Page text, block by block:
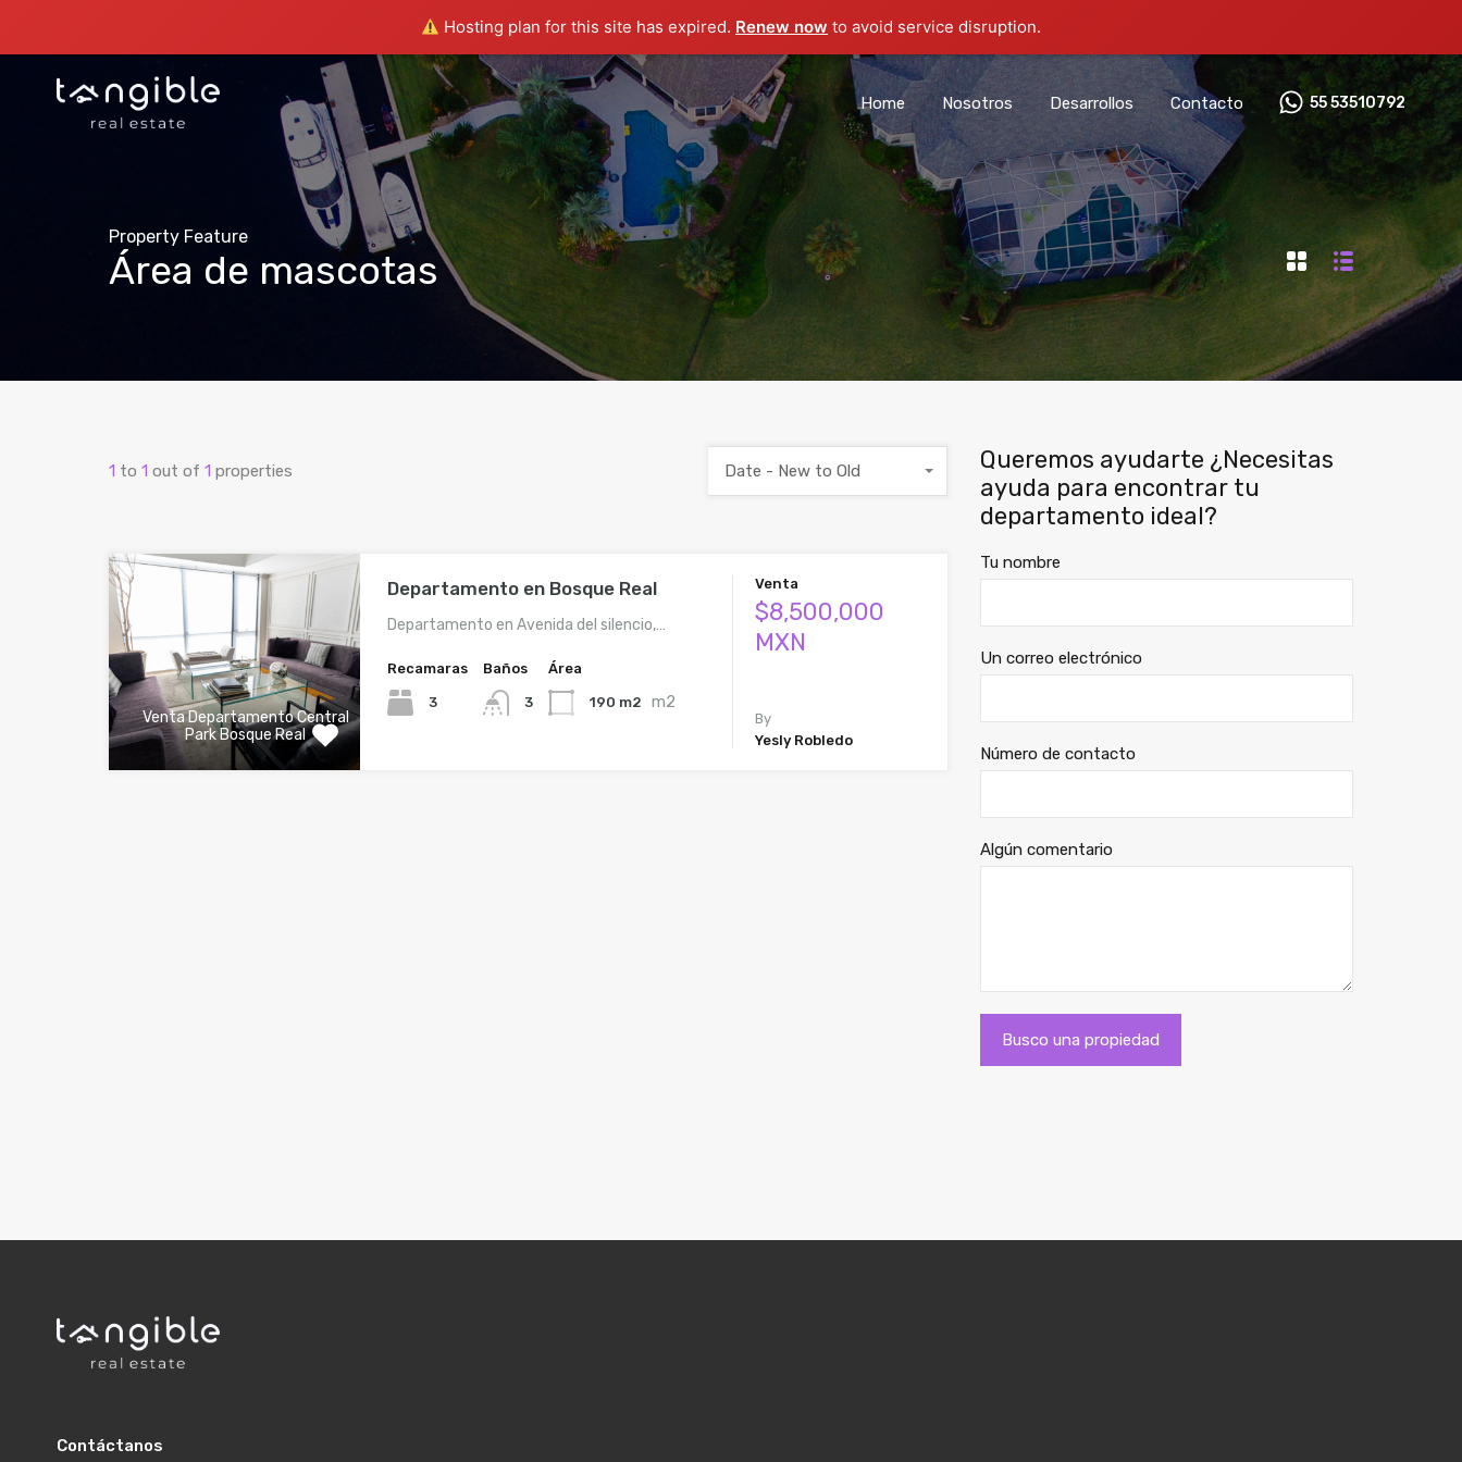
Hosting plan for this site has expired. Renew now to avoid service disruption.
Home Nosotros Desarrollos Contacto 55 53510792‬
Property Feature
Área de mascotas
1 to 1 out of 1 properties Date - New to Old
Venta Departamento Central
Park Bosque Real
Departamento en Bosque Real
Departamento en Avenida del silencio,…
Recamaras
3
Baños
3
Área
190 m2 m2
Venta
$8,500,000
MXN
By
Yesly Robledo
Queremos ayudarte ¿Necesitas
ayuda para encontrar tu
departamento ideal?
Tu nombre
Un correo electrónico
Número de contacto
Algún comentario
Contáctanos